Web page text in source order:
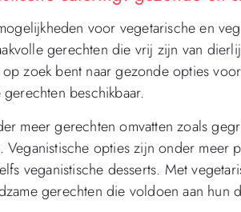
voor vegetarische en
gerechten die vrij zijn van
zoek bent naar gezonde opties
beschikbaar.
meer gerechten omvatten zoals
Veganistische opties zijn onder meer
veganistische desserts. Met
gerechten die voldoen aan hun